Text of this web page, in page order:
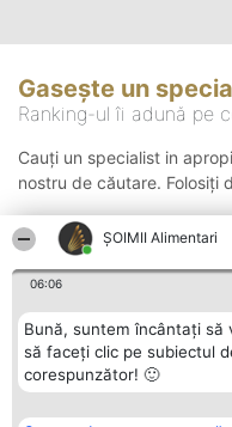
ŞOIMII Alimentari
06:06
Bună, suntem încântați să
să faceți clic pe subiectul
corespunzător! 🙂
Gasește un
Ranking-ul îi adună pe
Cauți un specialist in
nostru de căutare. Folosiți